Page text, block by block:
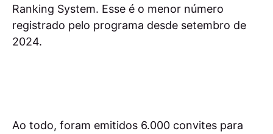
Ranking System. Esse é o menor número
registrado pelo programa desde setembro de
2024.
Ao todo, foram emitidos 6.000 convites para